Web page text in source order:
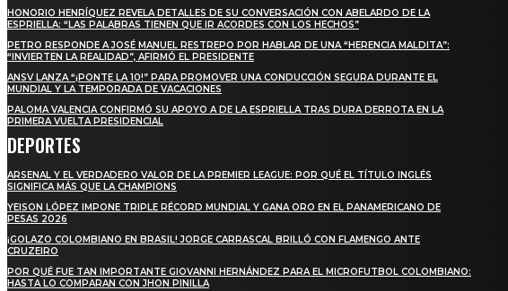
HONORIO HENRÍQUEZ REVELA DETALLES DE SU CONVERSACIÓN CON ABELARDO DE LA
ESPRIELLA: “LAS PALABRAS TIENEN QUE IR ACORDES CON LOS HECHOS”
PETRO RESPONDE A JOSÉ MANUEL RESTREPO POR HABLAR DE UNA “HERENCIA MALDITA”:
“INVIERTEN LA REALIDAD”, AFIRMÓ EL PRESIDENTE
ANSV LANZA “¡PONTE LA 10!” PARA PROMOVER UNA CONDUCCIÓN SEGURA DURANTE EL
MUNDIAL Y LA TEMPORADA DE VACACIONES
PALOMA VALENCIA CONFIRMÓ SU APOYO A DE LA ESPRIELLA TRAS DURA DERROTA EN LA
PRIMERA VUELTA PRESIDENCIAL
DEPORTES
ARSENAL Y EL VERDADERO VALOR DE LA PREMIER LEAGUE: POR QUÉ EL TÍTULO INGLÉS
SIGNIFICA MÁS QUE LA CHAMPIONS
YEISON LÓPEZ IMPONE TRIPLE RÉCORD MUNDIAL Y GANA ORO EN EL PANAMERICANO DE
PESAS 2026
¡GOLAZO COLOMBIANO EN BRASIL! JORGE CARRASCAL BRILLÓ CON FLAMENGO ANTE
CRUZEIRO
POR QUÉ FUE TAN IMPORTANTE GIOVANNI HERNÁNDEZ PARA EL MICROFUTBOL COLOMBIANO:
HASTA LO COMPARAN CON JHON PINILLA